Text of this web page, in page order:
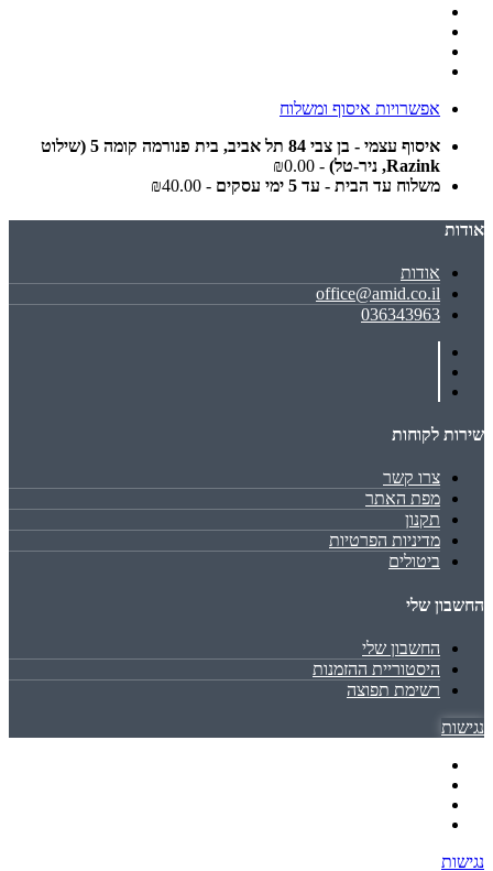
אפשרויות איסוף ומשלוח
איסוף עצמי - בן צבי 84 תל אביב, בית פנורמה קומה 5 (שילוט
Razink, ניר-טל)
- ₪0.00
משלוח עד הבית - עד 5 ימי עסקים
- ₪40.00
אודות
אודות
office@amid.co.il
036343963
שירות לקוחות
צרו קשר
מפת האתר
תקנון
מדיניות הפרטיות
ביטולים
החשבון שלי
החשבון שלי
היסטוריית ההזמנות
רשימת תפוצה
נגישות
נגישות